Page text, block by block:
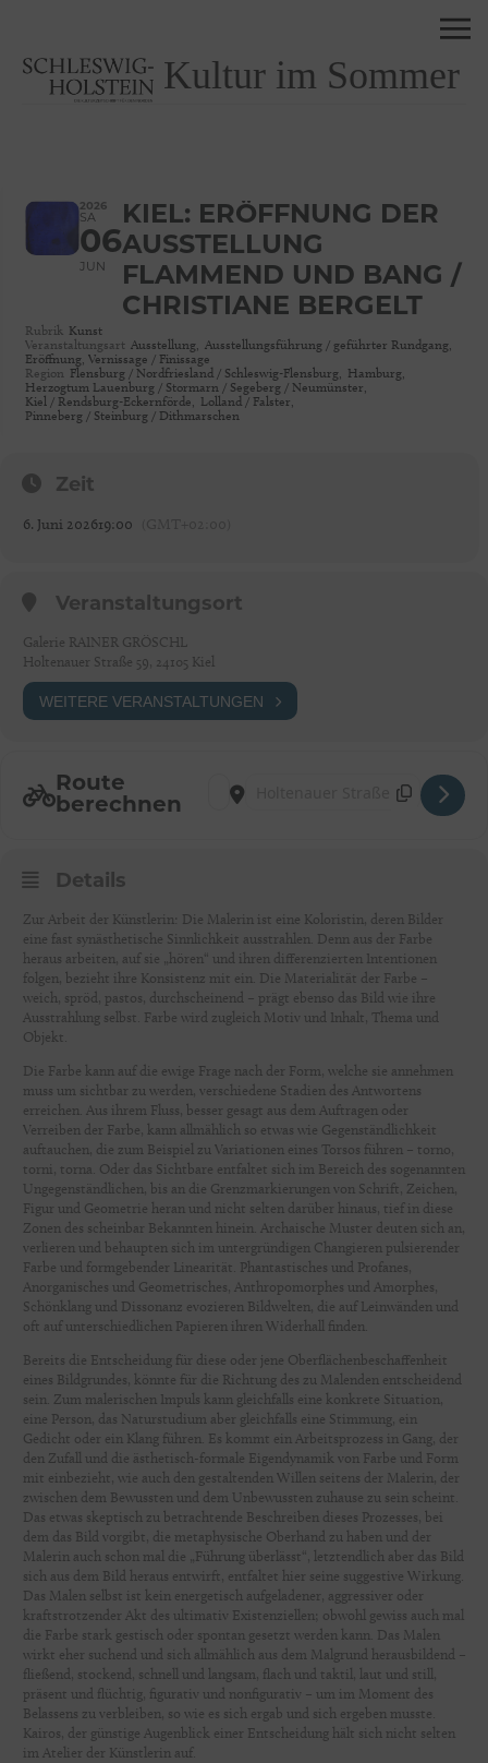
Kultur im Sommer
2026
SA
06
JUN
KIEL: ERÖFFNUNG DER
AUSSTELLUNG
FLAMMEND UND BANG /
CHRISTIANE BERGELT
Rubrik Kunst
Veranstaltungsart Ausstellung, Ausstellungsführung / geführter Rundgang,
Eröffnung, Vernissage / Finissage
Region Flensburg / Nordfriesland / Schleswig-Flensburg, Hamburg,
Herzogtum Lauenburg / Stormarn / Segeberg / Neumünster,
Kiel / Rendsburg-Eckernförde, Lolland / Falster,
Pinneberg / Steinburg / Dithmarschen
Zeit
6. Juni 202619:00
Veranstaltungsort
Galerie RAINER GRÖSCHL
Holtenauer Straße 59, 24105 Kiel
WEITERE VERANSTALTUNGEN
Route
berechnen
Address - Kiel: Eröffnung der Ausstellung
Destination Address - Kiel:
Details
Zur Arbeit der Künstlerin: Die Malerin ist eine Koloristin, deren Bilder
eine fast synästhetische Sinnlichkeit ausstrahlen. Denn aus der Farbe
heraus arbeiten, auf sie „hören“ und ihren differenzierten Intentionen
folgen, bezieht ihre Konsistenz mit ein. Die Materialität der Farbe –
weich, spröd, pastos, durchscheinend – prägt ebenso das Bild wie ihre
Ausstrahlung selbst. Farbe wird zugleich Motiv und Inhalt, Thema und
Objekt.
Die Farbe kann auf die ewige Frage nach der Form, welche sie annehmen
muss um sichtbar zu werden, verschiedene Stadien des Antwortens
erreichen. Aus ihrem Fluss, besser gesagt aus dem Auftragen oder
Verreiben der Farbe, kann allmählich so etwas wie Gegenständlichkeit
auftauchen, die zum Beispiel zu Variationen eines Torsos führen – torno,
torni, torna. Oder das Sichtbare entfaltet sich im Bereich des sogenannten
Ungegenständlichen, bis an die Grenzmarkierungen von Schrift, Zeichen,
Figur und Geometrie heran und nicht selten darüber hinaus, tief in diese
Zonen des scheinbar Bekannten hinein. Archaische Muster deuten sich an,
verlieren und behaupten sich im untergründigen Changieren pulsierender
Farbe und formgebender Linearität. Phantastisches und Profanes,
Anorganisches und Geometrisches, Anthropomorphes und Amorphes,
Schönklang und Dissonanz evozieren Bildwelten, die auf Leinwänden und
oft auf unterschiedlichen Papieren ihren Widerhall finden.
Bereits die Entscheidung für diese oder jene Oberflächenbeschaffenheit
eines Bildgrundes, könnte für die Richtung des zu Malenden entscheidend
sein. Zum malerischen Impuls kann gleichfalls eine konkrete Situation,
eine Person, das Naturstudium aber gleichfalls eine Stimmung, ein
Gedicht oder ein Klang führen. Es kommt ein Arbeitsprozess in Gang, der
den Zufall und die ästhetisch-formale Eigendynamik von Farbe und Form
mit einbezieht, wie auch den gestaltenden Willen seitens der Malerin, der
zwischen dem Bewussten und dem Unbewussten zuhause zu sein scheint.
Das etwas skeptisch zu betrachtende Beschreiben dieses Prozesses, bei
dem das Bild vorgibt, die metaphysische Oberhand zu haben und der
Malerin auch schon mal die „Führung überlässt“, letztendlich aber das Bild
sich aus dem Bild heraus entwirft, entfaltet hier seine suggestive Wirkung.
Das Malen selbst ist kein energetisch aufgeladener, aggressiver oder
kraftstrotzender Akt des ultimativ Existenziellen; obwohl gewiss auch mal
die Farbe stark gestisch oder spontan gesetzt werden kann. Das Malen
wirkt eher suchend und sich allmählich aus dem Malgrund herausbildend –
fließend, stockend, schnell und langsam, flach und taktil, laut und still,
präsent und flüchtig, figurativ und nonfigurativ – um im Moment des
Belassens zu verbleiben, so wie es sich ergab und sich ergeben musste.
Kairos, der günstige Augenblick einer Entscheidung hält sich nicht selten
im Atelier der Künstlerin auf.